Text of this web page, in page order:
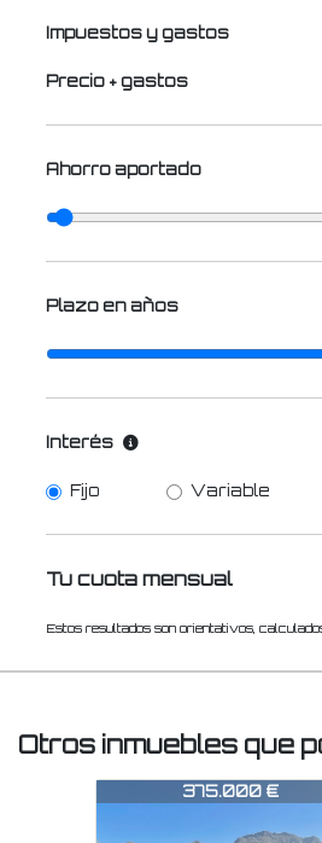
Impuestos y gastos
Precio + gastos
Ahorro aportado
Plazo en años
Interés
Fijo Variable
Tu cuota mensual
Estos resultados son orientativos,
Otros inmuebles que
375.000 €